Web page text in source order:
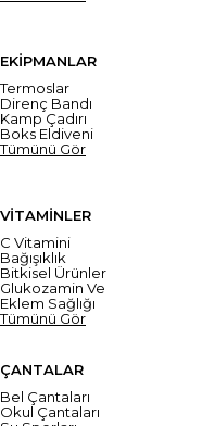
EKİPMANLAR
Termoslar
Direnç Bandı
Kamp Çadırı
Boks Eldiveni
Tümünü Gör
VİTAMİNLER
C Vitamini
Bağışıklık
Bitkisel Ürünler
Glukozamin Ve
Eklem Sağlığı
Tümünü Gör
ÇANTALAR
Bel Çantaları
Okul Çantaları